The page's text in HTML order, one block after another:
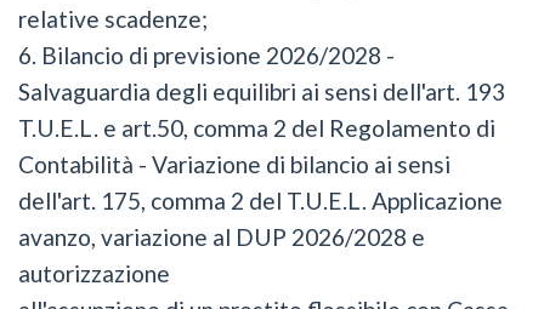
relative scadenze;
6.⁠ ⁠Bilancio di previsione 2026/2028 -
Salvaguardia degli equilibri ai sensi dell'art. 193
T.U.E.L. e art.50, comma 2 del Regolamento di
Contabilità - Variazione di bilancio ai sensi
dell'art. 175, comma 2 del T.U.E.L. Applicazione
avanzo, variazione al DUP 2026/2028 e
autorizzazione